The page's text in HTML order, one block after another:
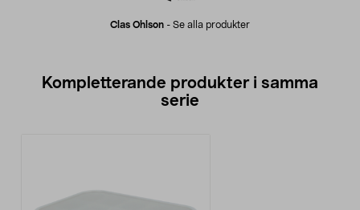
Clas Ohlson - Se alla produkter
Kompletterande produkter i samma
serie